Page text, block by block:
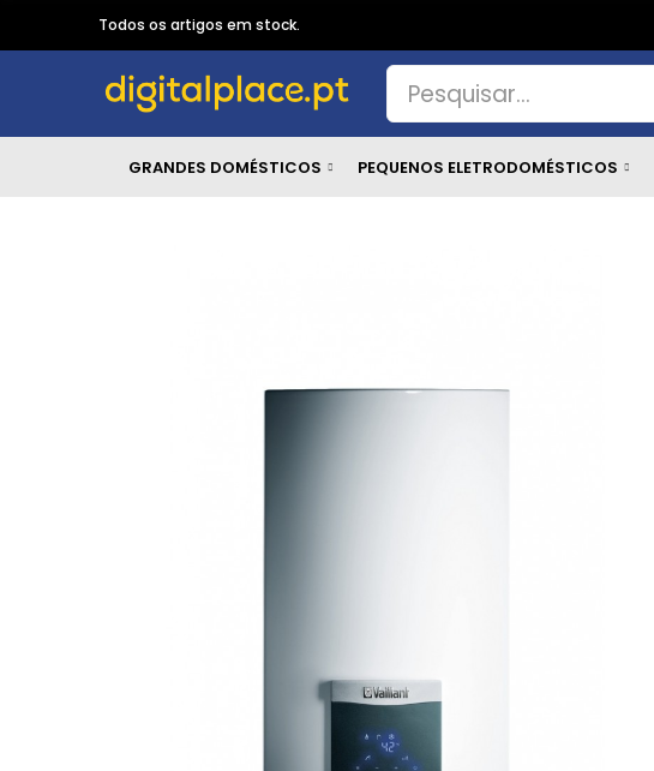
Todos os artigos em stock.
GRANDES DOMÉSTICOS PEQUENOS ELETRODOMÉSTICOS